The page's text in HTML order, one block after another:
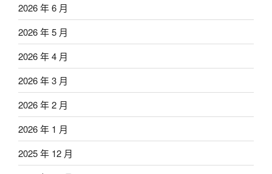
2026 年 6 月
2026 年 5 月
2026 年 4 月
2026 年 3 月
2026 年 2 月
2026 年 1 月
2025 年 12 月